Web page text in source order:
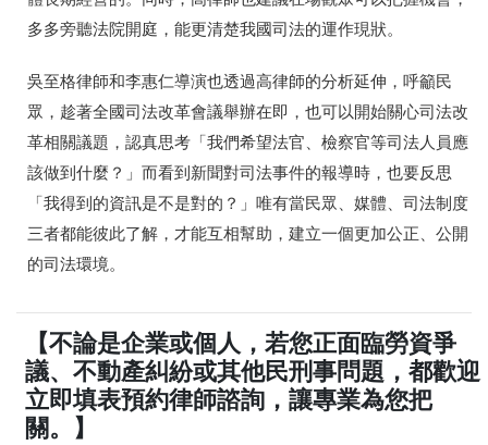
多多旁聽法院開庭，能更清楚我國司法的運作現狀。
吳至格律師和李惠仁導演也透過高律師的分析延伸，呼籲民
眾，趁著全國司法改革會議舉辦在即，也可以開始關心司法改
革相關議題，認真思考「我們希望法官、檢察官等司法人員應
該做到什麼？」而看到新聞對司法事件的報導時，也要反思
「我得到的資訊是不是對的？」唯有當民眾、媒體、司法制度
三者都能彼此了解，才能互相幫助，建立一個更加公正、公開
的司法環境。
【不論是企業或個人，若您正面臨勞資爭
議、不動產糾紛或其他民刑事問題，都歡迎
立即填表預約律師諮詢，讓專業為您把
關。】